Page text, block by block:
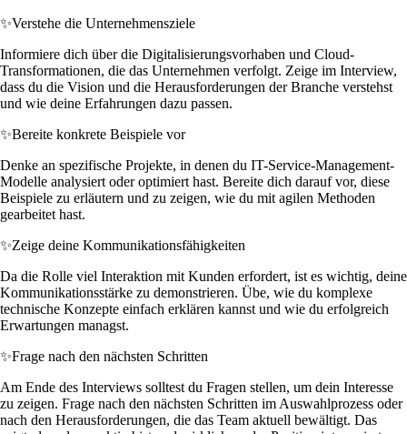
✨Verstehe die Unternehmensziele
Informiere dich über die Digitalisierungsvorhaben und Cloud-
Transformationen, die das Unternehmen verfolgt. Zeige im Interview,
dass du die Vision und die Herausforderungen der Branche verstehst
und wie deine Erfahrungen dazu passen.
✨Bereite konkrete Beispiele vor
Denke an spezifische Projekte, in denen du IT-Service-Management-
Modelle analysiert oder optimiert hast. Bereite dich darauf vor, diese
Beispiele zu erläutern und zu zeigen, wie du mit agilen Methoden
gearbeitet hast.
✨Zeige deine Kommunikationsfähigkeiten
Da die Rolle viel Interaktion mit Kunden erfordert, ist es wichtig, deine
Kommunikationsstärke zu demonstrieren. Übe, wie du komplexe
technische Konzepte einfach erklären kannst und wie du erfolgreich
Erwartungen managst.
✨Frage nach den nächsten Schritten
Am Ende des Interviews solltest du Fragen stellen, um dein Interesse
zu zeigen. Frage nach den nächsten Schritten im Auswahlprozess oder
nach den Herausforderungen, die das Team aktuell bewältigt. Das